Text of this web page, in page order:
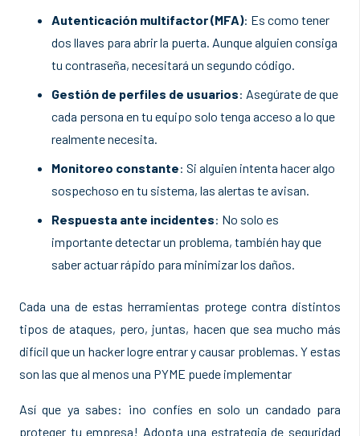
Autenticación multifactor (MFA): Es como tener
dos llaves para abrir la puerta. Aunque alguien consiga
tu contraseña, necesitará un segundo código.
Gestión de perfiles de usuarios: Asegúrate de que
cada persona en tu equipo solo tenga acceso a lo que
realmente necesita.
Monitoreo constante: Si alguien intenta hacer algo
sospechoso en tu sistema, las alertas te avisan.
Respuesta ante incidentes: No solo es
importante detectar un problema, también hay que
saber actuar rápido para minimizar los daños.
Cada una de estas herramientas protege contra distintos
tipos de ataques, pero, juntas, hacen que sea mucho más
difícil que un hacker logre entrar y causar problemas. Y estas
son las que al menos una PYME puede implementar
Así que ya sabes: ¡no confíes en solo un candado para
proteger tu empresa! Adopta una estrategia de seguridad